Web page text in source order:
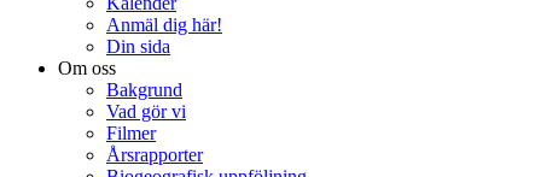
Anmäl dig här!
Din sida
Om oss
Bakgrund
Vad gör vi
Filmer
Årsrapporter